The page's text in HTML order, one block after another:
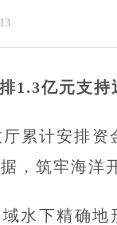
1.3亿元支
累计安排
，筑牢海洋
水下精确